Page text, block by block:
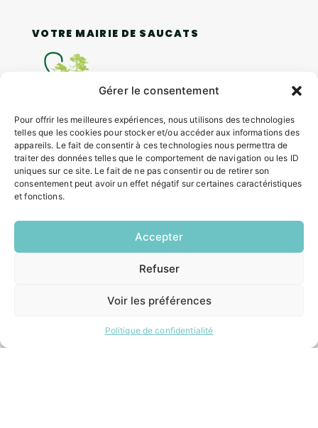
Gérer le consentement
Pour offrir les meilleures expériences, nous utilisons des technologies
telles que les cookies pour stocker et/ou accéder aux informations des
appareils. Le fait de consentir à ces technologies nous permettra de
traiter des données telles que le comportement de navigation ou les ID
uniques sur ce site. Le fait de ne pas consentir ou de retirer son
consentement peut avoir un effet négatif sur certaines caractéristiques
et fonctions.
Accepter
Refuser
Voir les préférences
Politique de confidentialité
VOTRE MAIRIE DE SAUCATS
4 rue Louis Roger GIRAUDEAU,
33650 SAUCATS
Tél.05 57 97 70 20
Mail.mairie@saucats.fr
NOUS CONTACTER
8h30 – 12h00 / 14h00 – 17h00